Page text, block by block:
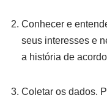
Conhecer e
seus interesses e
a história de
Coletar os dados.